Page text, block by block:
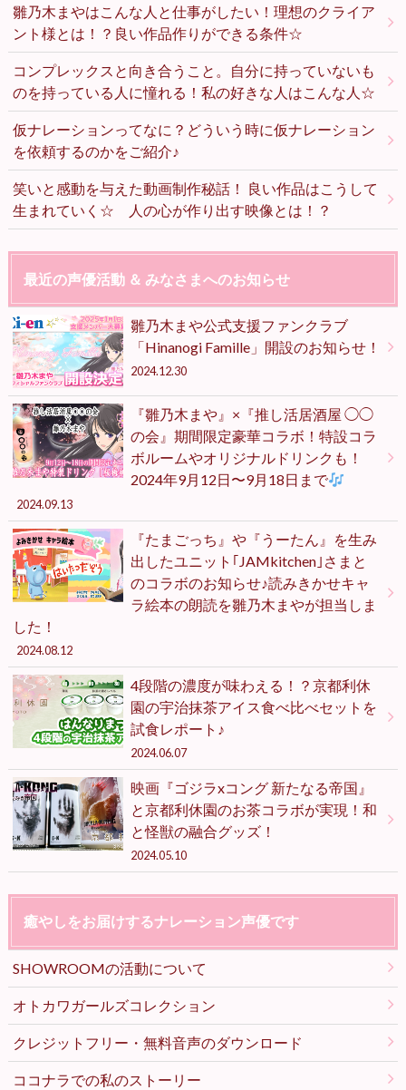
雛乃木まやはこんな人と仕事がしたい！理想のクライア
ント様とは！？良い作品作りができる条件☆
コンプレックスと向き合うこと。自分に持っていないも
のを持っている人に憧れる！私の好きな人はこんな人☆
仮ナレーションってなに？どういう時に仮ナレーション
を依頼するのかをご紹介♪
笑いと感動を与えた動画制作秘話！ 良い作品はこうして
生まれていく☆ 人の心が作り出す映像とは！？
最近の声優活動 ＆ みなさまへのお知らせ
雛乃木まや公式支援ファンクラブ
「Hinanogi Famille」開設のお知らせ！
2024.12.30
『雛乃木まや』×『推し活居酒屋 ◯◯
の会』期間限定豪華コラボ！特設コラ
ボルームやオリジナルドリンクも！
2024年9月12日〜9月18日まで
2024.09.13
『たまごっち』や『うーたん』を生み
出したユニット｢JAMkitchen｣さまと
のコラボのお知らせ♪読みきかせキャ
ラ絵本の朗読を雛乃木まやが担当しま
した！
2024.08.12
4段階の濃度が味わえる！？京都利休
園の宇治抹茶アイス食べ比べセットを
試食レポート♪
2024.06.07
映画『ゴジラxコング 新たなる帝国』
と京都利休園のお茶コラボが実現！和
と怪獣の融合グッズ！
2024.05.10
癒やしをお届けするナレーション声優です
SHOWROOMの活動について
オトカワガールズコレクション
クレジットフリー・無料音声のダウンロード
ココナラでの私のストーリー